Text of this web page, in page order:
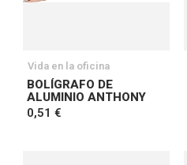
Vida en la oficina
BOLÍGRAFO DE
ALUMINIO ANTHONY
0,51 €